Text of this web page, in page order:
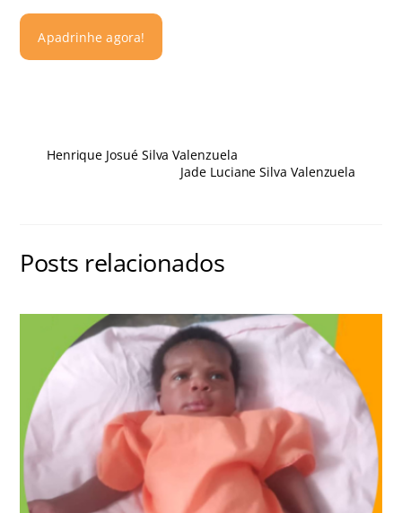
Apadrinhe agora!
Henrique Josué Silva Valenzuela
Jade Luciane Silva Valenzuela
Posts relacionados